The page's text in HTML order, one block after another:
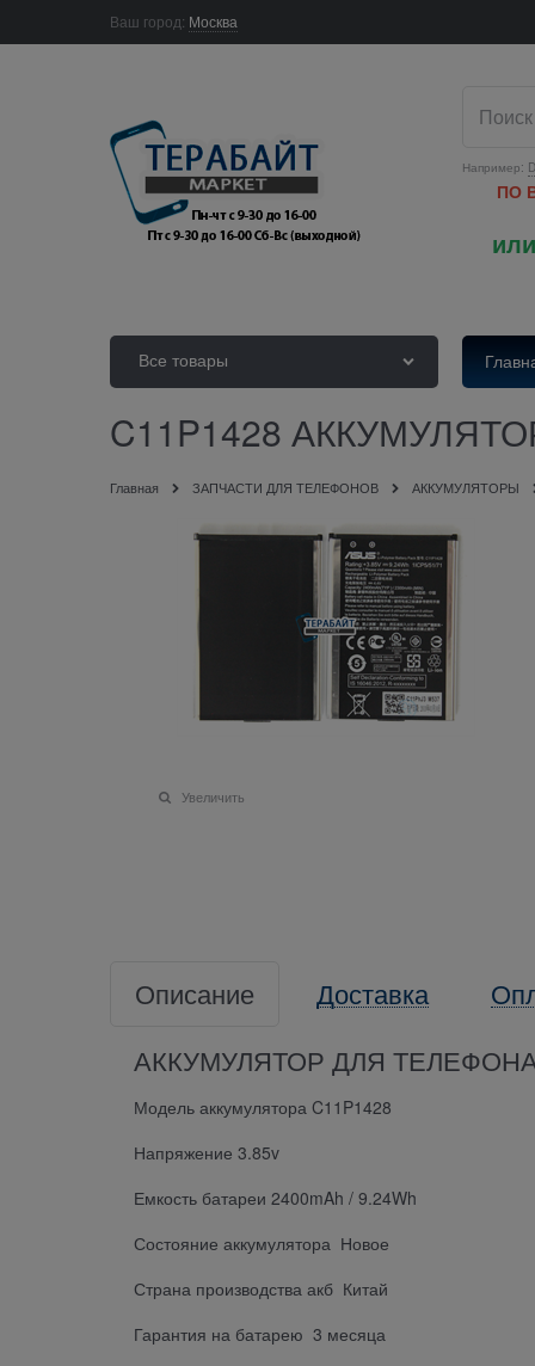
Ваш город: Москва
Например:
ПО
Все товары
C11P1428
Главная ЗАПЧАСТИ ДЛЯ ТЕЛЕФОНОВ АККУМУЛЯТОРЫ
Увеличить
Описание Доставка
АККУМУЛЯТОР ДЛЯ
Модель аккумулятора C11P1428
Напряжение 3.85v
Емкость батареи 2400mAh / 9.24Wh
Состояние аккумулятора Новое
Страна производства акб Китай
Гарантия на батарею 3 месяца